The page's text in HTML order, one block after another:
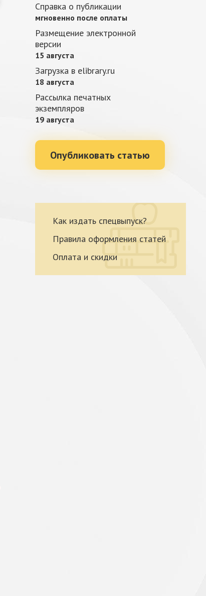
Справка о публикации
мгновенно после оплаты
Размещение электронной
версии
15 августа
Загрузка в elibrary.ru
18 августа
Рассылка печатных
экземпляров
19 августа
Опубликовать статью
Как издать спецвыпуск?
Правила оформления статей
Оплата и скидки